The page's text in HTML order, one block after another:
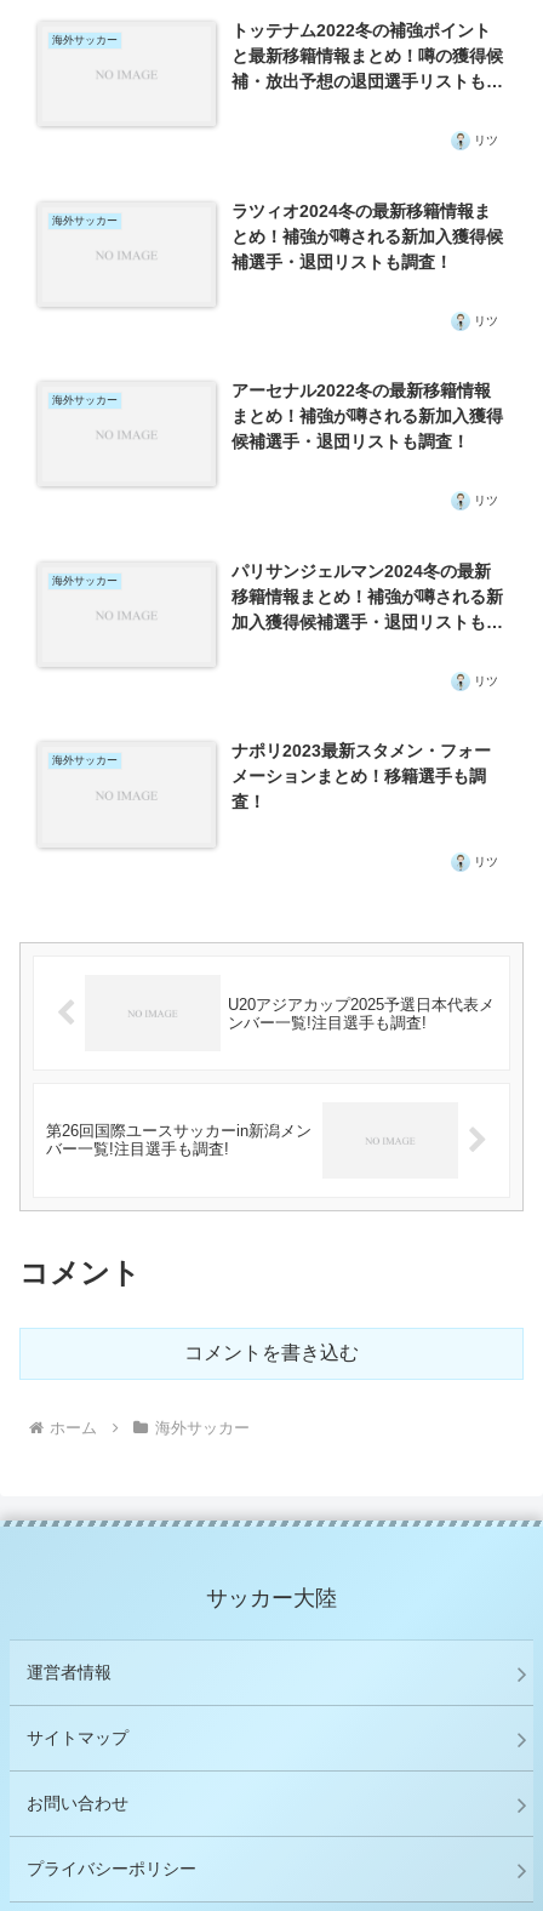
海外サッカー
トッテナム2022冬の補強ポイント
と最新移籍情報まとめ！噂の獲得候
補・放出予想の退団選手リストも調
リツ
海外サッカー
ラツィオ2024冬の最新移籍情報ま
とめ！補強が噂される新加入獲得候
補選手・退団リストも調査！
リツ
海外サッカー
アーセナル2022冬の最新移籍情報
まとめ！補強が噂される新加入獲得
候補選手・退団リストも調査！
リツ
海外サッカー
パリサンジェルマン2024冬の最新
移籍情報まとめ！補強が噂される新
加入獲得候補選手・退団リストも調
リツ
海外サッカー
ナポリ2023最新スタメン・フォー
メーションまとめ！移籍選手も調
査！
リツ
U20アジアカップ2025予選日本代表メ
ンバー一覧!注目選手も調査!
第26回国際ユースサッカーin新潟メン
バー一覧!注目選手も調査!
コメント
コメントを書き込む
ホーム 海外サッカー
サッカー大陸
運営者情報
サイトマップ
お問い合わせ
プライバシーポリシー